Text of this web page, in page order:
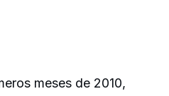
meses de 2010,